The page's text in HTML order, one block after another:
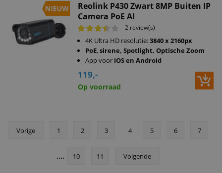
Reolink P430 Zwart 8MP Buiten IP
Camera PoE AI
2 review(s)
4K Ultra HD resolutie:3840 x 2160px
PoE, sirene, Spotlight, Optische Zoom
App voor iOS en Android
119,-
Op voorraad
Vorige 1 2 3 4 5 6 7
.... 10 11 Volgende